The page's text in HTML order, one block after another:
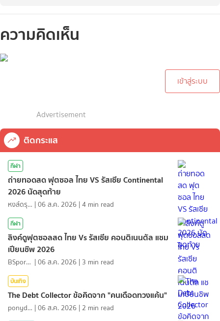
ความคิดเห็น
เข้าสู่ระบบ
Advertisement
ติดกระแส
กีฬา
ถ่ายทอดสด ฟุตซอล ไทย VS รัสเซีย Continental
2026 นัดสุดท้าย
หงส์ดรุณ |06 ส.ค. 2026 |4 min read
กีฬา
ลิงค์ดูฟุตซอลสด ไทย Vs รัสเซีย คอนติเนนตัล แชม
เปียนชิพ 2026
BSports8 |06 ส.ค. 2026 | 3 min read
บันเทิง
The Debt Collector ข้อคิดจาก "คนเดือดทวงแค้น"
ponydiary |06 ส.ค. 2026 | 2 min read